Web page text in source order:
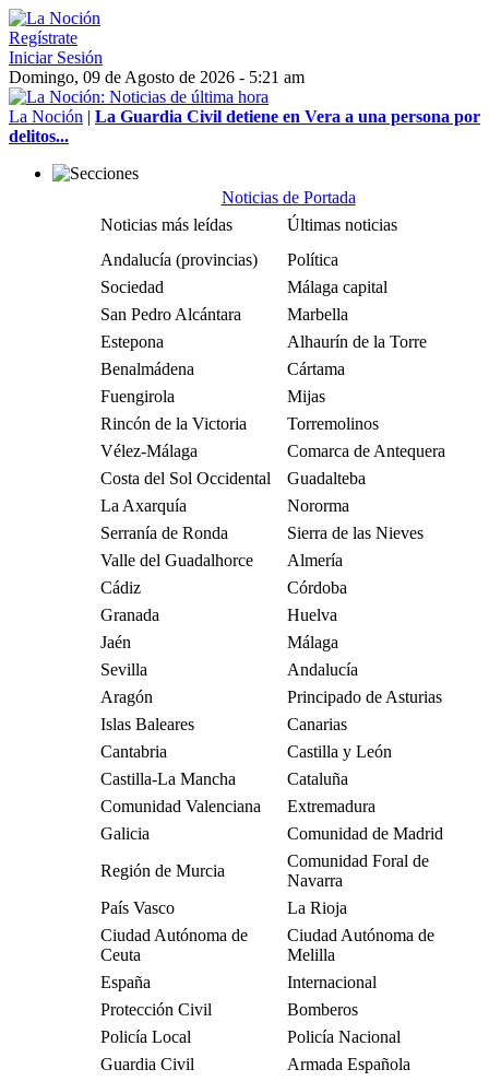
Regístrate
Iniciar Sesión
Domingo, 09 de Agosto de 2026 - 5:21 am
La Noción | La Guardia Civil detiene en Vera a una persona por
delitos...
Noticias de Portada
Noticias más leídas
Últimas noticias
Andalucía (provincias)
Política
Sociedad
Málaga capital
San Pedro Alcántara
Marbella
Estepona
Alhaurín de la Torre
Benalmádena
Cártama
Fuengirola
Mijas
Rincón de la Victoria
Torremolinos
Vélez-Málaga
Comarca de Antequera
Costa del Sol Occidental
Guadalteba
La Axarquía
Nororma
Serranía de Ronda
Sierra de las Nieves
Valle del Guadalhorce
Almería
Cádiz
Córdoba
Granada
Huelva
Jaén
Málaga
Sevilla
Andalucía
Aragón
Principado de Asturias
Islas Baleares
Canarias
Cantabria
Castilla y León
Castilla-La Mancha
Cataluña
Comunidad Valenciana
Extremadura
Galicia
Comunidad de Madrid
Región de Murcia
Comunidad Foral de
Navarra
País Vasco
La Rioja
Ciudad Autónoma de
Ceuta
Ciudad Autónoma de
Melilla
España
Internacional
Protección Civil
Bomberos
Policía Local
Policía Nacional
Guardia Civil
Armada Española